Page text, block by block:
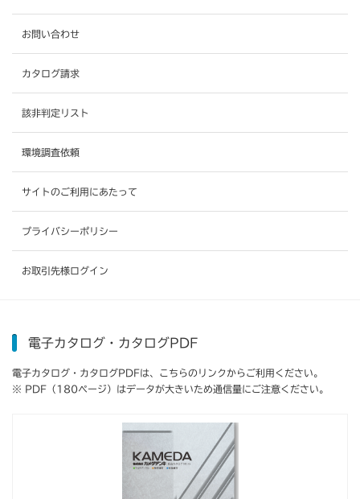
お問い合わせ
カタログ請求
該非判定リスト
環境調査依頼
サイトのご利用にあたって
プライバシーポリシー
お取引先様ログイン
電子カタログ・カタログPDF
電子カタログ・カタログPDFは、こちらのリンクからご利用ください。
※ PDF（180ページ）はデータが大きいため通信量にご注意ください。